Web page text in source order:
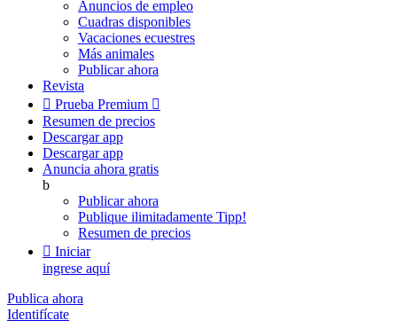
Anuncios de empleo
Cuadras disponibles
Vacaciones ecuestres
Más animales
Publicar ahora
Revista
 Prueba Premium 
Resumen de precios
Descargar app
Descargar app
Anuncia ahora gratis
b
Publicar ahora
Publique ilimitadamente Tipp!
Resumen de precios
 Iniciar
ingrese aquí
Publica ahora
Identifícate